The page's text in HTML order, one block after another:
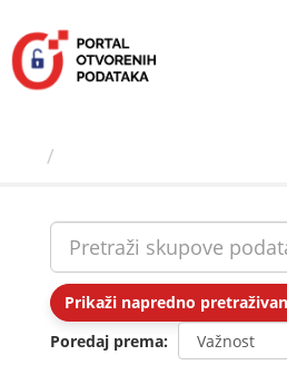
sadržaj
Prikaži napredno
Poredaj prema